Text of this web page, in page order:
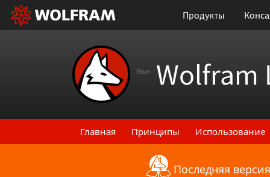
Продукты
Язык Wolfram
Главная Принципы Использование
Назад к последнимПоследняя